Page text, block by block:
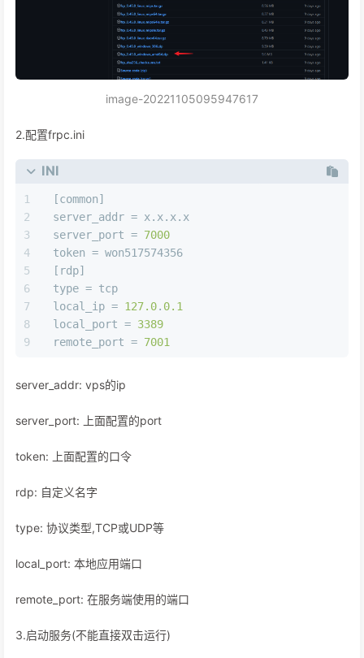
image-20221105095947617
2.配置frpc.ini
INI
[common]
server_addr = x.x.x.x
server_port = 7000
token = won517574356
[rdp]
type = tcp
local_ip = 127.0. 0.1
local_port = 3389
remote_port = 7001
server_addr: vps的ip
server_port: 上面配置的port
token: 上面配置的口令
rdp: 自定义名字
type: 协议类型,TCP或UDP等
local_port: 本地应用端口
remote_port: 在服务端使用的端口
3.启动服务(不能直接双击运行)